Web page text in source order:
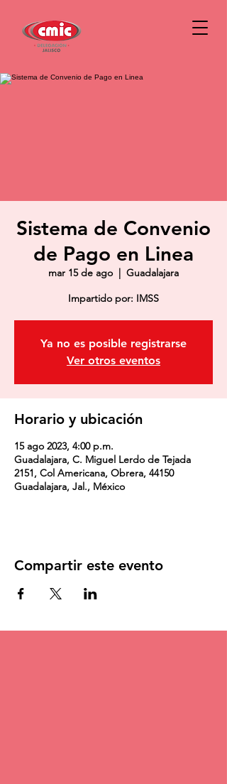
Sistema de Convenio
de Pago en Linea
mar 15 de ago
  |
Guadalajara
Impartido por: IMSS
Ya no es posible registrarse
Ver otros eventos
Horario y ubicación
15 ago 2023, 4:00 p.m.
Guadalajara, C. Miguel Lerdo de Tejada
2151, Col Americana, Obrera, 44150
Guadalajara, Jal., México
Compartir este evento